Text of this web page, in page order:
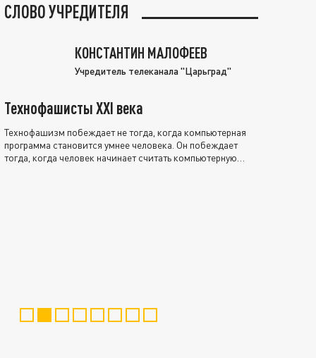
СЛОВО УЧРЕДИТЕЛЯ
КОНСТАНТИН МАЛОФЕЕВ
Учредитель телеканала "Царьград"
Технофашисты XXI века
Технофашизм побеждает не тогда, когда компьютерная
программа становится умнее человека. Он побеждает
тогда, когда человек начинает считать компьютерную